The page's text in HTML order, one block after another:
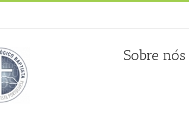
Sobre nós